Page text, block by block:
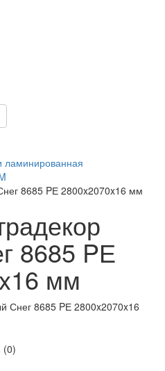
8685 PЕ 2800x2070x16 мм
8685 PЕ
мм
(0)